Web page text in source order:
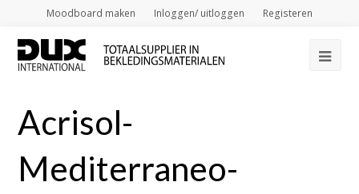
Moodboard maken Inloggen/ uitloggen Registeren
Acrisol-
Mediterraneo-